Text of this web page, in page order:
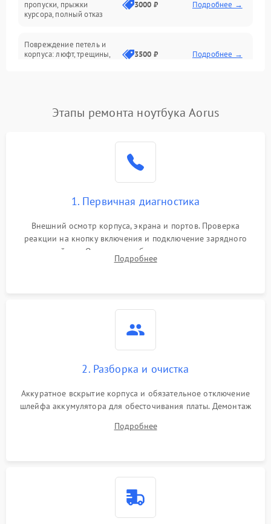
пропуски, прыжки
курсора, полный отказ
3000 ₽ Подробнее →
Повреждение петель и
корпуса: люфт, трещины,
3500 ₽ Подробнее →
невозможность зарядки,
2500 ₽ Подробнее →
2000 ₽
Перегрев из‑за пыли,
неисправности кулера
Выход из строя SSD или
HDD: медленная загрузка,
2000 ₽
Проблемы Wi‑Fi или
Этапы ремонта ноутбука Aorus
1. Первичная диагностика
Внешний осмотр корпуса, экрана и портов. Проверка
реакции на кнопку включения и подключение зарядного
устройства. Оценка потребления тока с помощью
лабораторного блока питания для локализации проблемы.
Подробнее
2. Разборка и очистка
Аккуратное вскрытие корпуса и обязательное отключение
шлейфа аккумулятора для обесточивания платы. Демонтаж
высохшей термопасты с кристаллов чипов.
Подробнее